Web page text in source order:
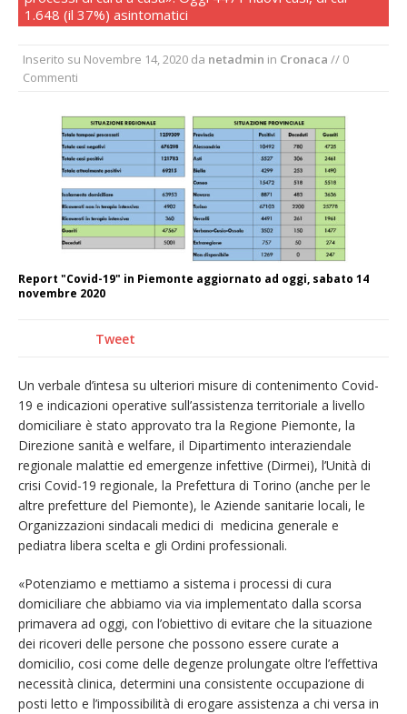
Nuovo fronte delle fiamme: vasto incendio
Centinaia di vercellesi a Oropa per il
Intervento dei vigili del fuoco per un
incendio di sterpaglie a Caresanablot
Dieci anni fa l’ingresso a Vercelli
dell’arcivescovo mons. Marco Arnolfo
1.648 (il 37%) asintomatici
Inserito su Novembre 14, 2020 da netadmin in Cronaca // 0
Commenti
Report "Covid-19" in Piemonte aggiornato ad oggi, sabato 14
novembre 2020
Tweet
Un verbale d’intesa su ulteriori misure di contenimento Covid-
19 e indicazioni operative sull’assistenza territoriale a livello
domiciliare è stato approvato tra la Regione Piemonte, la
Direzione sanità e welfare, il Dipartimento interaziendale
regionale malattie ed emergenze infettive (Dirmei), l’Unità di
crisi Covid-19 regionale, la Prefettura di Torino (anche per le
altre prefetture del Piemonte), le Aziende sanitarie locali, le
Organizzazioni sindacali medici di medicina generale e
pediatra libera scelta e gli Ordini professionali.
«Potenziamo e mettiamo a sistema i processi di cura
domiciliare che abbiamo via via implementato dalla scorsa
primavera ad oggi, con l’obiettivo di evitare che la situazione
dei ricoveri delle persone che possono essere curate a
domicilio, cosi come delle degenze prolungate oltre l’effettiva
necessità clinica, determini una consistente occupazione di
posti letto e l’impossibilità di erogare assistenza a chi versa in